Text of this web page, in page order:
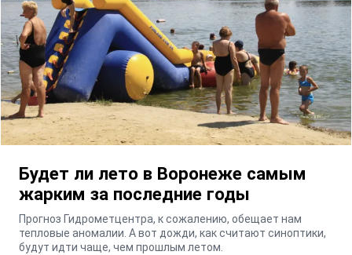
Будет ли лето в Воронеже самым
жарким за последние годы
Прогноз Гидрометцентра, к сожалению, обещает нам
тепловые аномалии. А вот дожди, как считают синоптики,
будут идти чаще, чем прошлым летом.